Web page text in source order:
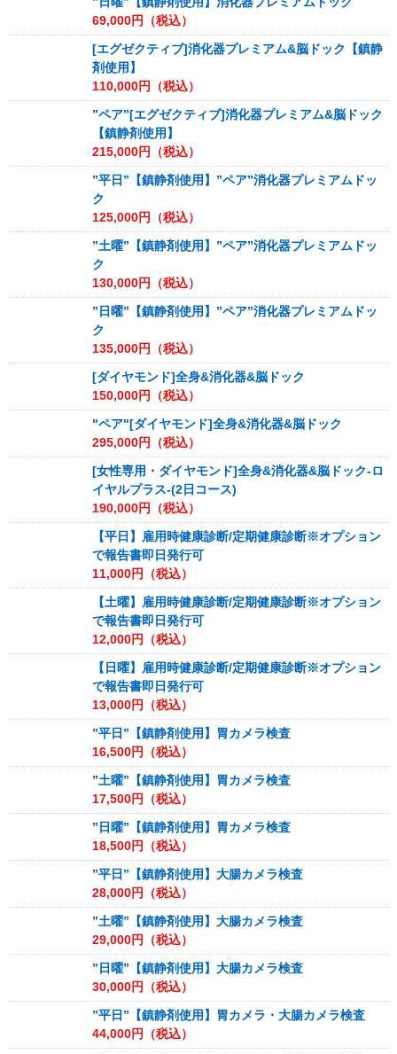
69,000円（税込）
[エグゼクティブ]消化器プレミアム&脳ドック【鎮静
剤使用】
110,000円（税込）
”ペア”[エグゼクティブ]消化器プレミアム&脳ドック
【鎮静剤使用】
215,000円（税込）
”平日”【鎮静剤使用】”ペア”消化器プレミアムドッ
ク
125,000円（税込）
”土曜”【鎮静剤使用】”ペア”消化器プレミアムドッ
ク
130,000円（税込）
”日曜”【鎮静剤使用】”ペア”消化器プレミアムドッ
ク
135,000円（税込）
[ダイヤモンド]全身&消化器&脳ドック
150,000円（税込）
"ペア"[ダイヤモンド]全身&消化器&脳ドック
295,000円（税込）
[女性専用・ダイヤモンド]全身&消化器&脳ドック-ロ
イヤルプラス-(2日コース)
190,000円（税込）
【平日】雇用時健康診断/定期健康診断※オプション
で報告書即日発行可
11,000円（税込）
【土曜】雇用時健康診断/定期健康診断※オプション
で報告書即日発行可
12,000円（税込）
【日曜】雇用時健康診断/定期健康診断※オプション
で報告書即日発行可
13,000円（税込）
”平日”【鎮静剤使用】胃カメラ検査
16,500円（税込）
”土曜”【鎮静剤使用】胃カメラ検査
17,500円（税込）
”日曜”【鎮静剤使用】胃カメラ検査
18,500円（税込）
”平日”【鎮静剤使用】大腸カメラ検査
28,000円（税込）
”土曜”【鎮静剤使用】大腸カメラ検査
29,000円（税込）
”日曜”【鎮静剤使用】大腸カメラ検査
30,000円（税込）
”平日”【鎮静剤使用】胃カメラ・大腸カメラ検査
44,000円（税込）